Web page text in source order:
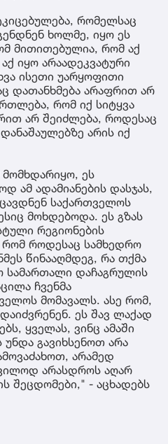
რომელსაც
ხოლმე, იყო ეს
მითითებულია, რომ აქ
იყო არაადეკვატური
ისეთი უარყოფითი
დათანხმება არაფრით არ
რომ იქ სიტყვა
არ შეიძლება, როდესაც
არის იქ
ეს
ამ ადამიანების დასჯას,
საქართველოს
მოხდებოდა. ეს გზას
რეგიონების
რომ როდესაც სამხედრო
წინააღმდეგ, რა თქმა
სამართალი დაჩაგრულის
ჩვენმა
მომავალს. ასე რომ,
ეს შავ ლაქად
ყველას, ვინც ამაში
გავიხსენოთ არა
არამედ
არასდროს აღარ
შეცდომები," - აცხადებს